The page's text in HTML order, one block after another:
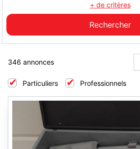
+ de critères
346 annonces
Particuliers Professionnels